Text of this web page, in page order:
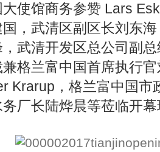
使馆商务参赞 Lars
，武清区副区长刘东
武清开发区总公司副
格兰富中国首席执行
Krarup，格兰富中国市
厂长陆烨晨等莅临开